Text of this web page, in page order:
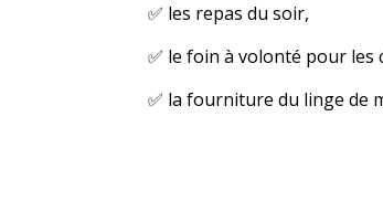
✅ les repas du soir,
✅ le foin à volonté pour les
✅ la fourniture du linge de